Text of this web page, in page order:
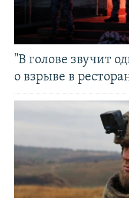
"В голове звучит
о взрыве в